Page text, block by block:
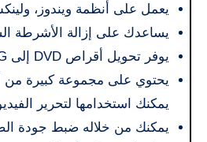
يعمل على أنظمة ويندوز،
يساعدك على إزالة الأشرطة
يوفر تحويل أقراص DVD إلى MPEG.
يحتوي على مجموعة كبيرة من
يمكنك استخدامها لتحرير
يمكنك من خلاله ضبط جودة